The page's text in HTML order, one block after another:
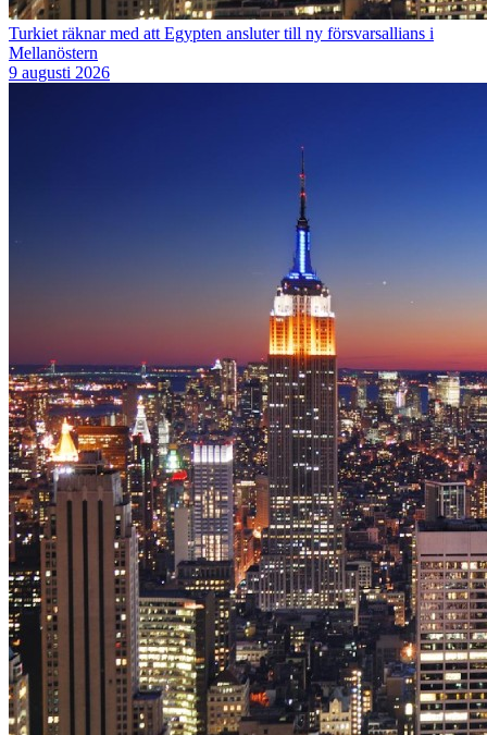
Turkiet räknar med att Egypten ansluter till ny försvarsallians i
Mellanöstern
9 augusti 2026